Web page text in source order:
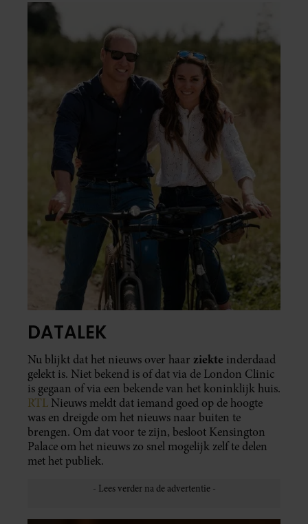
DATALEK
Nu blijkt dat het nieuws over haar ziekte inderdaad
gelekt is. Niet bekend is of dat via de London Clinic
is gegaan of via een bekende van het koninklijk huis.
RTL Nieuws meldt dat iemand goed op de hoogte
was en dreigde om het nieuws naar buiten te
brengen. Om dat voor te zijn, besloot Kensington
Palace om het nieuws zo snel mogelijk zelf te delen
met het publiek.